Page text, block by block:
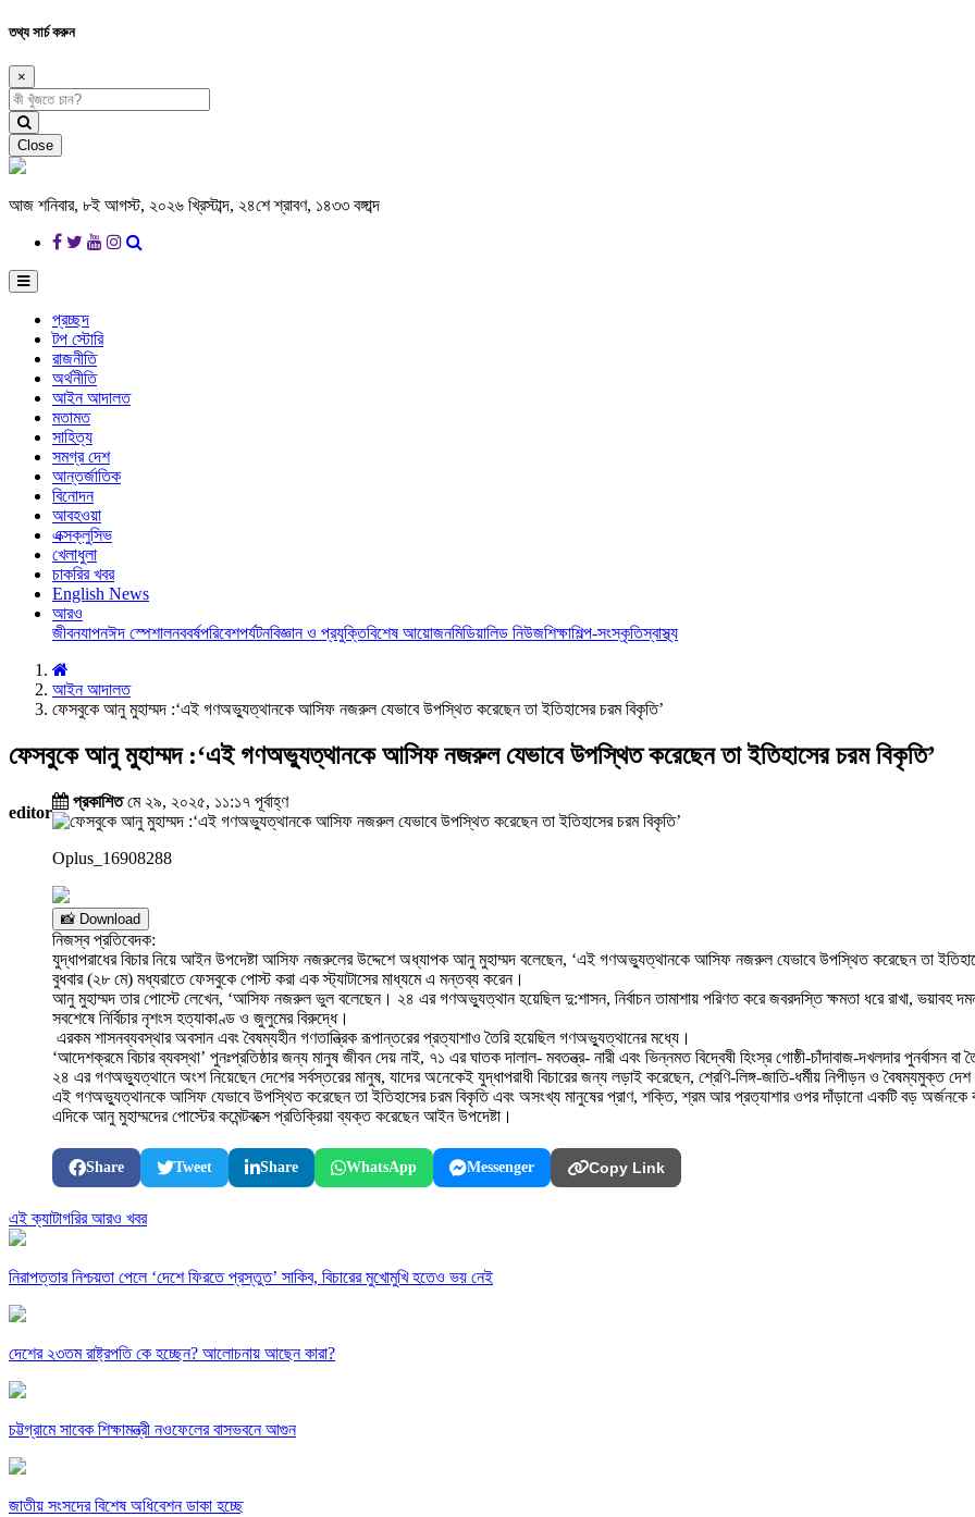
তথ্য সার্চ করুন
×
Close
আজ শনিবার, ৮ই আগস্ট, ২০২৬ খ্রিস্টাব্দ, ২৪শে শ্রাবণ, ১৪৩৩ বঙ্গাব্দ
প্রচ্ছদ
টপ স্টোরি
রাজনীতি
অর্থনীতি
আইন আদালত
মতামত
সাহিত্য
সমগ্র দেশ
আন্তর্জাতিক
বিনোদন
আবহওয়া
এক্সক্লুসিভ
খেলাধুলা
চাকরির খবর
English News
আরও
জীবনযাপনঈদ স্পেশালনববর্ষপরিবেশপর্যটনবিজ্ঞান ও প্রযুক্তিবিশেষ আয়োজনমিডিয়ালিড নিউজশিক্ষাশিল্প-সংস্কৃতিস্বাস্থ্য
আইন আদালত
ফেসবুকে আনু মুহাম্মদ :‘এই গণঅভ্যুত্থানকে আসিফ নজরুল যেভাবে উপস্থিত করেছেন তা ইতিহাসের চরম বিকৃতি’
ফেসবুকে আনু মুহাম্মদ :‘এই গণঅভ্যুত্থানকে আসিফ নজরুল যেভাবে উপস্থিত করেছেন তা ইতিহাসের চরম বিকৃতি’
editor
প্রকাশিতমে ২৯, ২০২৫, ১১:১৭ পূর্বাহ্ণ
Oplus_16908288
📸 Download
নিজস্ব প্রতিবেদক:
যুদ্ধাপরাধের বিচার নিয়ে আইন উপদেষ্টা আসিফ নজরুলের উদ্দেশে অধ্যাপক আনু মুহাম্মদ বলেছেন, ‘এই গণঅভ্যুত্থানকে আসিফ নজরুল যেভাবে উপস্থিত করেছেন তা
বুধবার (২৮ মে) মধ্যরাতে ফেসবুকে পোস্ট করা এক স্ট্যাটাসের মাধ্যমে এ মন্তব্য করেন।
আনু মুহাম্মদ তার পোস্টে লেখেন, ‘আসিফ নজরুল ভুল বলেছেন। ২৪ এর গণঅভ্যুত্থান হয়েছিল দু:শাসন, নির্বাচন তামাশায় পরিণত করে জবরদস্তি ক্ষমতা ধরে রাখা, ভয়াবহ
সবশেষে নির্বিচার নৃশংস হত্যাকাণ্ড ও জুলুমের বিরুদ্ধে।
এরকম শাসনব্যবস্থার অবসান এবং বৈষম্যহীন গণতান্ত্রিক রূপান্তরের প্রত্যাশাও তৈরি হয়েছিল গণঅভ্যুত্থানের মধ্যে।
‘আদেশক্রমে বিচার ব্যবস্থা’ পুনঃপ্রতিষ্ঠার জন্য মানুষ জীবন দেয় নাই, ৭১ এর ঘাতক দালাল- মবতন্ত্র- নারী এবং ভিন্নমত বিদ্বেষী হিংস্র গোষ্ঠী-চাঁদাবাজ-দখলদার পুনর্বাসন
২৪ এর গণঅভ্যুত্থানে অংশ নিয়েছেন দেশের সর্বস্তরের মানুষ, যাদের অনেকেই যুদ্ধাপরাধী বিচারের জন্য লড়াই করেছেন, শ্রেণি-লিঙ্গ-জাতি-ধর্মীয় নিপীড়ন ও বৈষম্যমুক্ত
এই গণঅভ্যুত্থানকে আসিফ যেভাবে উপস্থিত করেছেন তা ইতিহাসের চরম বিকৃতি এবং অসংখ্য মানুষের প্রাণ, শক্তি, শ্রম আর প্রত্যাশার ওপর দাঁড়ানো একটি বড়
এদিকে আনু মুহাম্মদের পোস্টের কমেন্টবক্সে প্রতিক্রিয়া ব্যক্ত করেছেন আইন উপদেষ্টা।
Share Tweet Share WhatsApp Messenger Copy Link
এই ক্যাটাগরির আরও খবর
নিরাপত্তার নিশ্চয়তা পেলে ‘দেশে ফিরতে প্রস্তুত’ সাকিব, বিচারের মুখোমুখি হতেও ভয় নেই
দেশের ২৩তম রাষ্ট্রপতি কে হচ্ছেন? আলোচনায় আছেন কারা?
চট্টগ্রামে সাবেক শিক্ষামন্ত্রী নওফেলের বাসভবনে আগুন
জাতীয় সংসদের বিশেষ অধিবেশন ডাকা হচ্ছে